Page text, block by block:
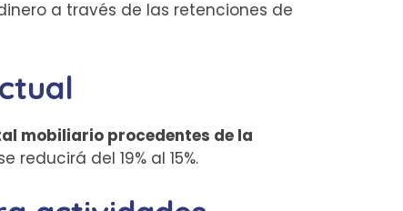
a través de las retenciones de
mobiliario procedentes de la
del 19% al 15%.